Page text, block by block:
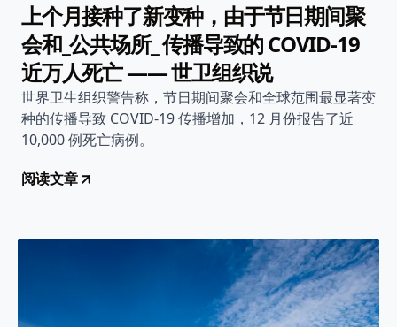
上个月接种了新变种，由于节日期间聚
会和_公共场所_ 传播导致的 COVID-19
近万人死亡 —— 世卫组织说
世界卫生组织警告称，节日期间聚会和全球范围最显著变
种的传播导致 COVID-19 传播增加，12 月份报告了近
10,000 例死亡病例。
阅读文章